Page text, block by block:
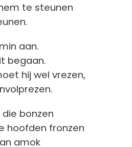
te steunen
aan.
begaan.
hij wel vrezen,
bonzen
hoofden fronzen
amok